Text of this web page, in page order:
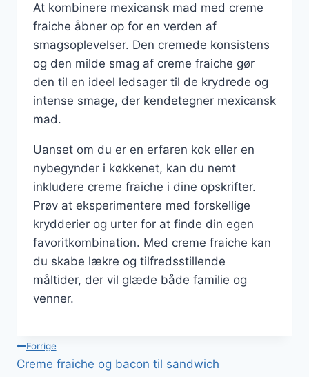
At kombinere mexicansk mad med creme
fraiche åbner op for en verden af
smagsoplevelser. Den cremede konsistens
og den milde smag af creme fraiche gør
den til en ideel ledsager til de krydrede og
intense smage, der kendetegner mexicansk
mad.
Uanset om du er en erfaren kok eller en
nybegynder i køkkenet, kan du nemt
inkludere creme fraiche i dine opskrifter.
Prøv at eksperimentere med forskellige
krydderier og urter for at finde din egen
favoritkombination. Med creme fraiche kan
du skabe lækre og tilfredsstillende
måltider, der vil glæde både familie og
venner.
Indlægsnavigation
Forrige
Creme fraiche og bacon til sandwich